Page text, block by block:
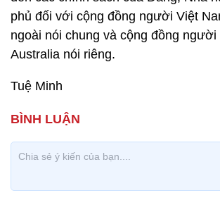
phủ đối với cộng đồng người Việt
ngoài nói chung và cộng đồng
Australia nói riêng.
Tuệ Minh